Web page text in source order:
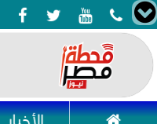
   
 الأخبار